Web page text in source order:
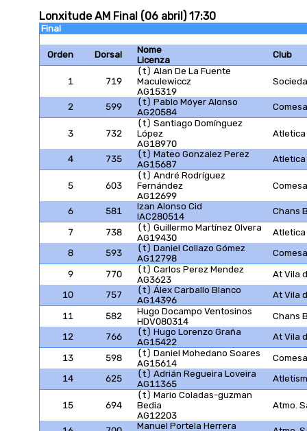
Final
Orden Dorsal
Nome
Licenza
Club
1 719
(t) Alan De La Fuente
Maculewiccz
AG15319
2 599
(t) Pablo Móyer Alonso
AG20584
3 732
(t) Santiago Domínguez
López
AG18970
Atletica
4 735
(t) Mateo Gonzalez Perez
AG15687
Atletica
5 603
(t) André Rodríguez
Fernández
AG12699
6 581
Izan Alonso Cid
IAC280514
Chans
7 738
(t) Guillermo Martínez Olvera
AG19430
Atletica
8
593
(t) Daniel Collazo Gómez
AG12798
9 770
(t) Carlos Perez Mendez
AG3623
At Vila
10
757
(t) Álex Carballo Blanco
AG14396
At Vila
11 582
Hugo Docampo Ventosinos
HDV080314
Chans
12
766
(t) Hugo Lorenzo Graña
AG15422
At Vila
13 598
(t) Daniel Mohedano Soares
AG15614
14
625
(t) Adrián Regueira Loveira
AG11365
15 694
(t) Mario Coladas-guzman
Bedia
AG12203
Atmo.
Manuel Portela Herrera
Lonxitude AM Final (06 abril) 17:30